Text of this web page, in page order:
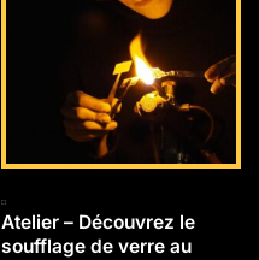
Atelier – Découvrez le
soufflage de verre au